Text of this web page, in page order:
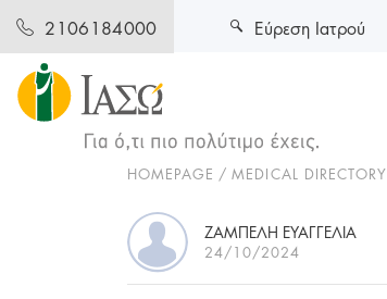
2106184000 Εύρεση Ιατρού
HOMEPAGE MEDICAL DIRECTORY
ΖΑΜΠΕΛΗ ΕΥΑΓΓΕΛΙΑ
24/10/2024